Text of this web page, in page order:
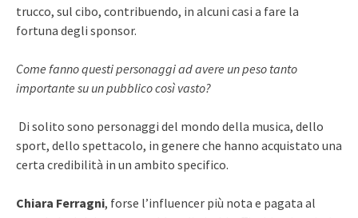
trucco, sul cibo, contribuendo, in alcuni casi a fare la
fortuna degli sponsor.
Come fanno questi personaggi ad avere un peso tanto
importante su un pubblico così vasto?
Di solito sono personaggi del mondo della musica, dello
sport, dello spettacolo, in genere che hanno acquistato una
certa credibilità in un ambito specifico.
Chiara Ferragni, forse l’influencer più nota e pagata al